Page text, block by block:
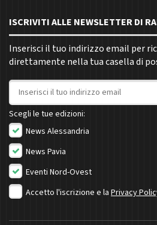
ISCRIVITI ALLE NEWSLETTER DI
Inserisci il tuo indirizzo email per
direttamente nella tua casella di
Indirizzo email
Scegli le tue edizioni:
News Alessandria
News Pavia
Eventi Nord-Ovest
Accetto l'iscrizione e la Privacy